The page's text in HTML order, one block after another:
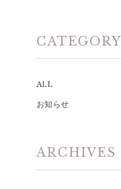
CATEGORY
ALL
お知らせ
ARCHIVES